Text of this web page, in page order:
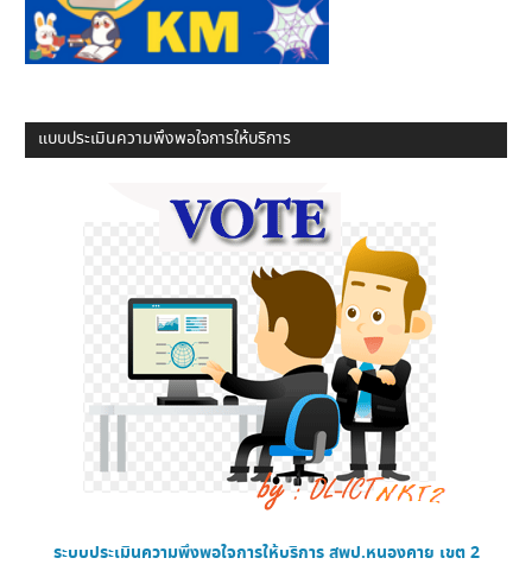
แบบประเมินความพึงพอใจการให้บริการ
ระบบประเมินความพึงพอใจการให้บริการสพป.หนองคาย เขต 2